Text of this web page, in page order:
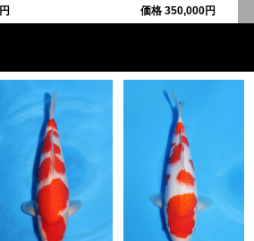
価格350,000円